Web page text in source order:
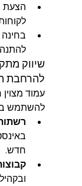
הצעת
שיווק
להרחבת
עמוד
להשתמש
חדש.